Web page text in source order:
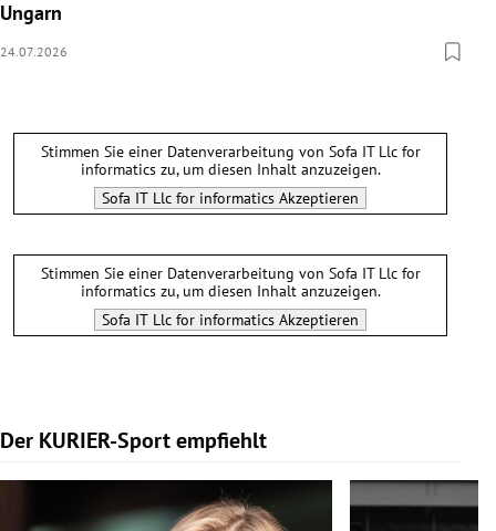
Ungarn
24.07.2026
Stimmen Sie einer Datenverarbeitung von Sofa IT Llc for
informaticszu, um diesen Inhalt anzuzeigen.
Sofa IT Llc for informatics Akzeptieren
Stimmen Sie einer Datenverarbeitung von Sofa IT Llc for
informaticszu, um diesen Inhalt anzuzeigen.
Sofa IT Llc for informatics Akzeptieren
Der KURIER-Sport empfiehlt
Slide 1 von 5